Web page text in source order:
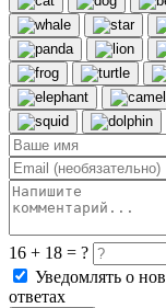
16 + 18 = ?
Уведомлять о
ответах